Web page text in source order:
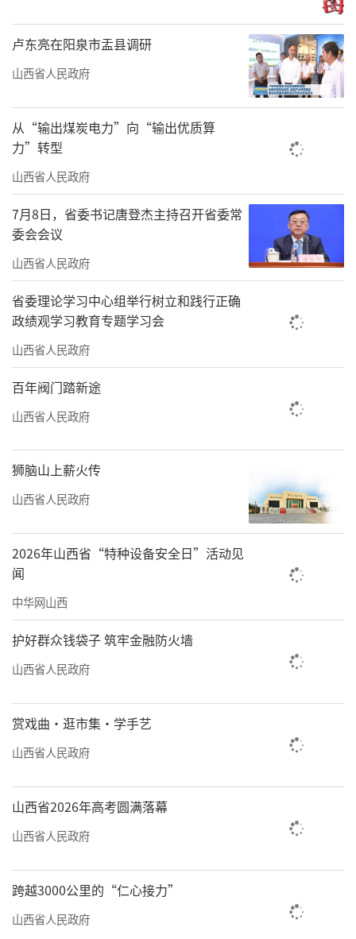
卢东亮在阳泉市盂县调研
山西省人民政府
从“输出煤炭电力”向“输出优质算
力”转型
山西省人民政府
7月8日，省委书记唐登杰主持召开省委常
委会会议
山西省人民政府
省委理论学习中心组举行树立和践行正确
政绩观学习教育专题学习会
山西省人民政府
百年阀门踏新途
山西省人民政府
狮脑山上薪火传
山西省人民政府
2026年山西省“特种设备安全日”活动见
闻
中华网山西
护好群众钱袋子 筑牢金融防火墙
山西省人民政府
赏戏曲·逛市集·学手艺
山西省人民政府
山西省2026年高考圆满落幕
山西省人民政府
跨越3000公里的“仁心接力”
山西省人民政府